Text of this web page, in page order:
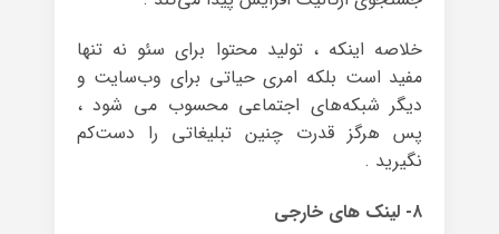
خلاصه اینکه ، تولید محتوا برای سئو نه تنها
مفید است بلکه امری حیاتی برای وب‌سایت و
دیگر شبکه‌های اجتماعی محسوب می شود ،
پس هرگز قدرت چنین تبلیغاتی را دست‌کم
نگیرید .
۸- لینک های خارجی